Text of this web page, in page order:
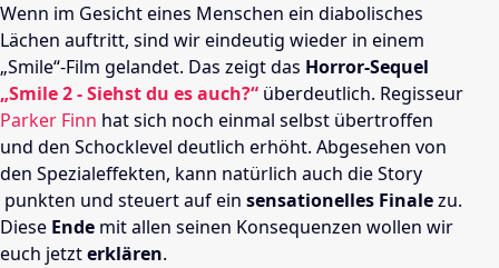
Wenn im Gesicht eines Menschen ein diabolisches
Lächen auftritt, sind wir eindeutig wieder in einem
„Smile“-Film gelandet. Das zeigt das Horror-Sequel
„Smile 2 - Siehst du es auch?“ überdeutlich. Regisseur
Parker Finn hat sich noch einmal selbst übertroffen
und den Schocklevel deutlich erhöht. Abgesehen von
den Spezialeffekten, kann natürlich auch die Story
punkten und steuert auf ein sensationelles Finalezu.
Diese Ende mit allen seinen Konsequenzen wollen wir
euch jetzterklären.